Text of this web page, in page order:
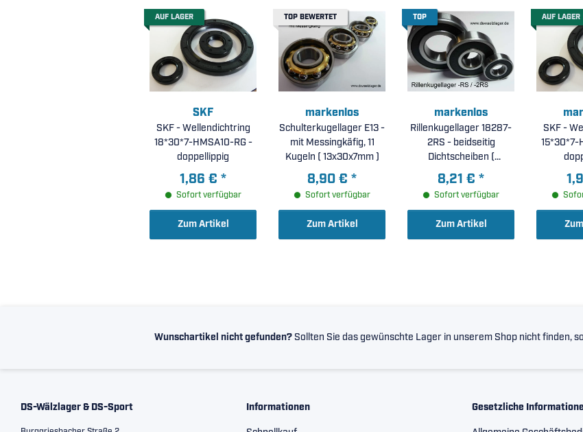
AUF LAGER
SKF
SKF - Wellendichtring
18*30*7-HMSA10-RG -
doppellippig
1,86 € *
Sofort verfügbar
Zum Artikel
TOP BEWERTET
markenlos
Schulterkugellager E13 -
mit Messingkäfig, 11
Kugeln ( 13x30x7mm )
8,90 € *
Sofort verfügbar
Zum Artikel
TOP
markenlos
Rillenkugellager 18287-
2RS - beidseitig
Dichtscheiben (
18x28x7mm )
8,21 € *
Sofort verfügbar
Zum Artikel
AUF LAGER
SKF -
15*30*7-
Wunschartikel nicht gefunden?Sollten Sie das gewünschte Lager in unserem Shop nicht finden,
DS-Wälzlager & DS-Sport Informationen Gesetzliche